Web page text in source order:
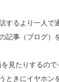
するより一人で
記事（ブログ）
見たりするの
ときにイヤホン